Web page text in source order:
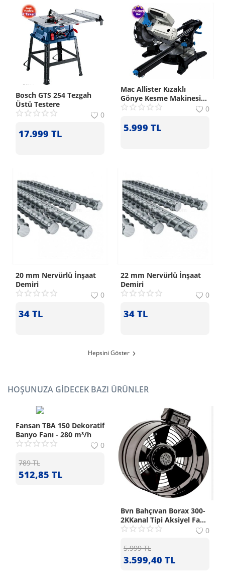
Bosch GTS 254 Tezgah
Üstü Testere
0
17.999 TL
Mac Allister Kızaklı
Gönye Kesme Makinesi
1500 W:
0
5.999 TL
20 mm Nervürlü İnşaat
Demiri
0
34 TL
22 mm Nervürlü İnşaat
Demiri
0
34 TL
Hepsini Göster
HOŞUNUZA GIDECEK BAZI ÜRÜNLER
Fansan TBA 150 Dekoratif
Banyo Fanı - 280 m³/h
0
789TL
512,85 TL
Bvn Bahçıvan Borax 300-
2KKanal Tipi Aksiyel Fan
(2020m³/h)
0
5.999TL
3.599,40 TL